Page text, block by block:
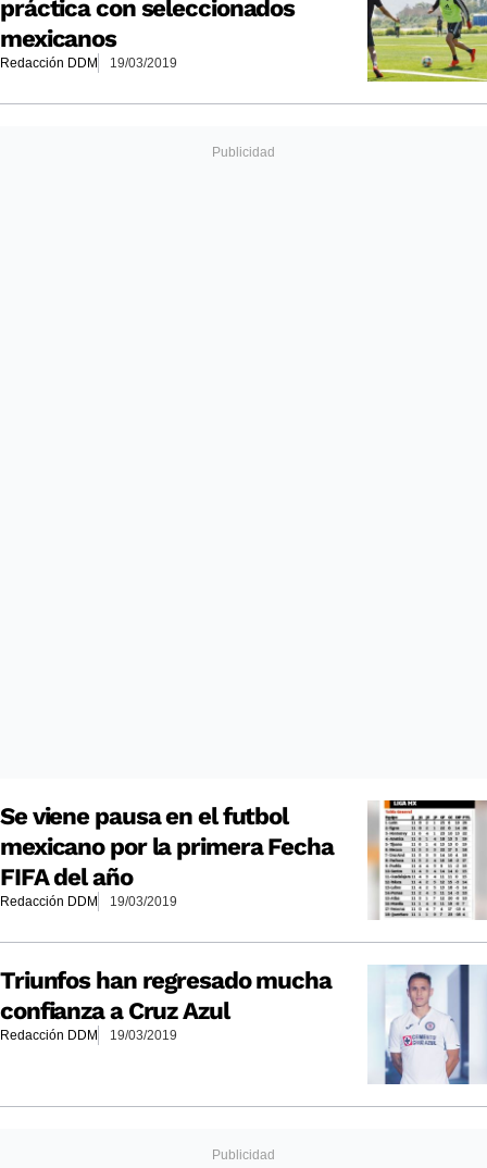
práctica con seleccionados
mexicanos
Redacción DDM 19/03/2019
Se viene pausa en el futbol
mexicano por la primera Fecha
FIFA del año
Redacción DDM 19/03/2019
Triunfos han regresado mucha
confianza a Cruz Azul
Redacción DDM 19/03/2019